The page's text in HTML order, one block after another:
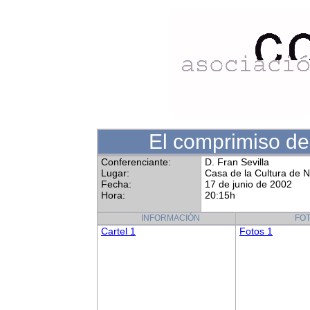
El comprimiso
Conferenciante:
Lugar:
Fecha:
Hora:
D. Fran Sevilla
Casa de la Cultura de
17 de junio de 2002
20:15h
INFORMACIÓN
Cartel 1 Fotos 1